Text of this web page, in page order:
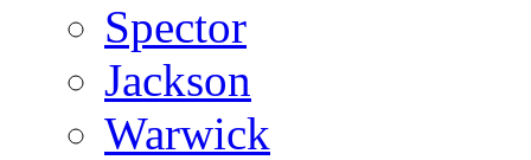
Spector
Jackson
Warwick